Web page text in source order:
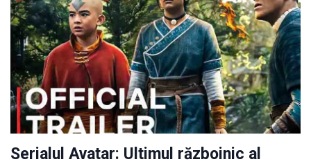
Serialul Avatar: Ultimul războinic al